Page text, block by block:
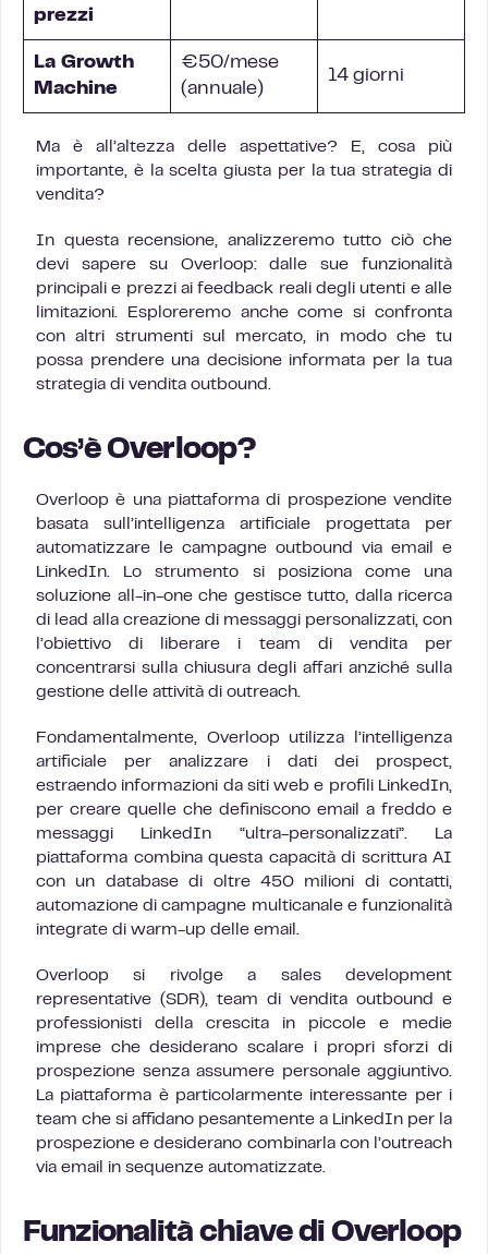
prezzi
La Growth
Machine
€50/mese
(annuale)
14 giorni
Ma è all’altezza delle aspettative? E, cosa più
importante, è la scelta giusta per la tua strategia di
vendita?
In questa recensione, analizzeremo tutto ciò che
devi sapere su Overloop: dalle sue funzionalità
principali e prezzi ai feedback reali degli utenti e alle
limitazioni. Esploreremo anche come si confronta
con altri strumenti sul mercato, in modo che tu
possa prendere una decisione informata per la tua
strategia di vendita outbound.
Cos’è Overloop?
Overloop è una piattaforma di prospezione vendite
basata sull’intelligenza artificiale progettata per
automatizzare le campagne outbound via email e
LinkedIn. Lo strumento si posiziona come una
soluzione all-in-one che gestisce tutto, dalla ricerca
di lead alla creazione di messaggi personalizzati, con
l’obiettivo di liberare i team di vendita per
concentrarsi sulla chiusura degli affari anziché sulla
gestione delle attività di outreach.
Fondamentalmente, Overloop utilizza l’intelligenza
artificiale per analizzare i dati dei prospect,
estraendo informazioni da siti web e profili LinkedIn,
per creare quelle che definiscono email a freddo e
messaggi LinkedIn “ultra-personalizzati”. La
piattaforma combina questa capacità di scrittura AI
con un database di oltre 450 milioni di contatti,
automazione di campagne multicanale e funzionalità
integrate di warm-up delle email.
Overloop si rivolge a sales development
representative (SDR), team di vendita outbound e
professionisti della crescita in piccole e medie
imprese che desiderano scalare i propri sforzi di
prospezione senza assumere personale aggiuntivo.
La piattaforma è particolarmente interessante per i
team che si affidano pesantemente a LinkedIn per la
prospezione e desiderano combinarla con l’outreach
via email in sequenze automatizzate.
Funzionalità chiave di Overloop